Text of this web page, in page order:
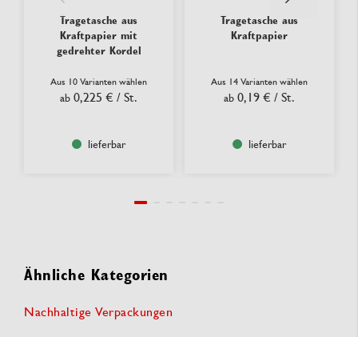
Tragetasche aus
Kraftpapier mit
gedrehter Kordel
Aus 10 Varianten wählen
ab 0,225 € / St.
lieferbar
Tragetasche aus
Kraftpapier
Aus 14 Varianten wählen
ab 0,19 € / St.
lieferbar
Ähnliche Kategorien
Nachhaltige Verpackungen